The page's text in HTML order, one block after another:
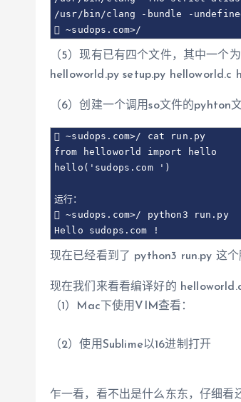
/usr/bin/clang -bundle -
 ~sudops.com>/
（5）现有已有四个文件，其中一个
helloworld.py setup.py helloworld.c
（6）创建一个调用so文件的pyhton
 ~sudops.com>/ cat run.py
from helloworld import hello
hello('sudops.com ')
运行：
 ~sudops.com>/ python3 run.py
Hello sudops.com !
现在已经看到了 python3 run.py 这
现在我们来看看编译好的
（1）Mac下使用VIM查看：
（2）使用Sublime以16进制打开
乍一看，看不出是什么东东，仔细看